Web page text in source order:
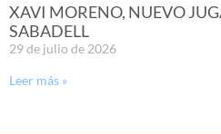
XAVI MORENO, NUEVO
SABADELL
29 de julio de 2026
Leer más »